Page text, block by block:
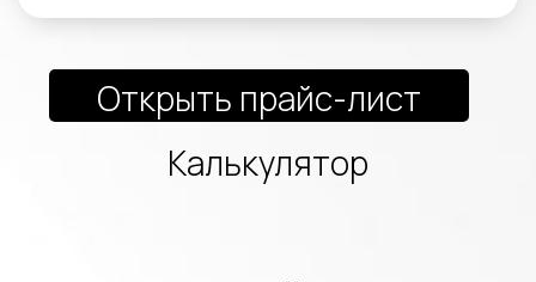
Открыть прайс-лист
Калькулятор